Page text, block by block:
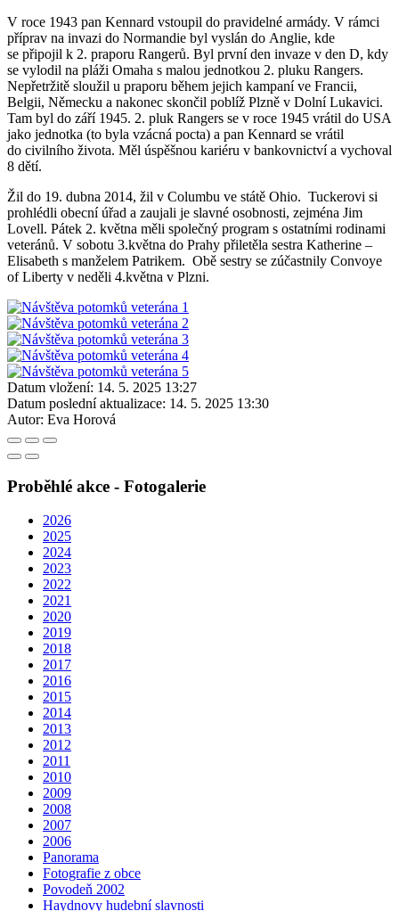
V roce 1943 pan Kennard vstoupil do pravidelné armády. V rámci
příprav na invazi do Normandie byl vyslán do Anglie, kde
se připojil k 2. praporu Rangerů. Byl první den invaze v den D, kdy
se vylodil na pláži Omaha s malou jednotkou 2. pluku Rangers.
Nepřetržitě sloužil u praporu během jejich kampaní ve Francii,
Belgii, Německu a nakonec skončil poblíž Plzně v Dolní Lukavici.
Tam byl do září 1945. 2. pluk Rangers se v roce 1945 vrátil do USA
jako jednotka (to byla vzácná pocta) a pan Kennard se vrátil
do civilního života. Měl úspěšnou kariéru v bankovnictví a vychoval
8 dětí.
Žil do 19. dubna 2014, žil v Columbu ve státě Ohio. Tuckerovi si
prohlédli obecní úřad a zaujali je slavné osobnosti, zejména Jim
Lovell. Pátek 2. května měli společný program s ostatními rodinami
veteránů. V sobotu 3.května do Prahy přiletěla sestra Katherine –
Elisabeth s manželem Patrikem. Obě sestry se zúčastnily Convoye
of Liberty v neděli 4.května v Plzni.
Datum vložení: 14. 5. 2025 13:27
Datum poslední aktualizace: 14. 5. 2025 13:30
Autor: Eva Horová
Proběhlé akce - Fotogalerie
2026
2025
2024
2023
2022
2021
2020
2019
2018
2017
2016
2015
2014
2013
2012
2011
2010
2009
2008
2007
2006
Panorama
Fotografie z obce
Povodeň 2002
Haydnovy hudební slavnosti